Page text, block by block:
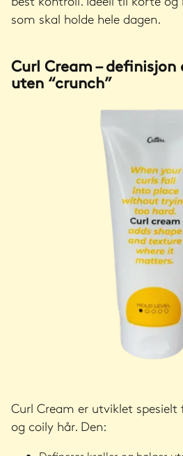
som skal holde hele dagen.
Curl Cream –
uten “crunch”
Curl Cream er utviklet
og coily hår. Den: